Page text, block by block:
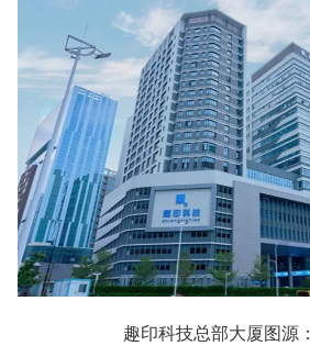
趣印科技总部大厦图源